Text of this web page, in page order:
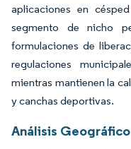
aplicaciones en
segmento de nicho
formulaciones de
regulaciones
mientras mantienen la
y canchas deportivas.
Análisis Geográfico